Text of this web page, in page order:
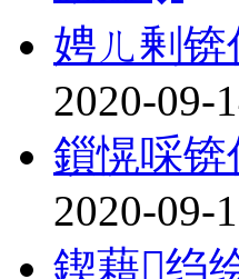
娉ㄦ剰
2020-09-
鎻愰啋
2020-09-
鍥藉绉